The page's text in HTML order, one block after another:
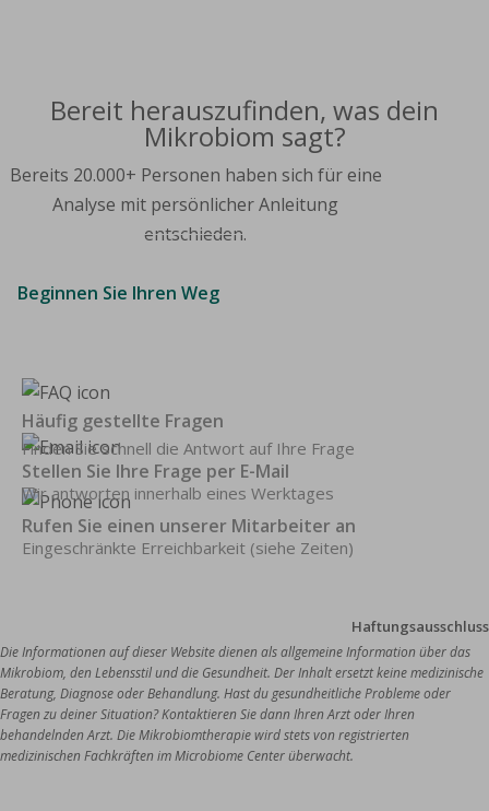
Bereit herauszufinden, was dein
Mikrobiom sagt?
Bereits 20.000+ Personen haben sich für eine
Analyse mit persönlicher Anleitung
entschieden.
Beginnen Sie Ihren Weg
Häufig gestellte Fragen
Finden Sie schnell die Antwort auf Ihre Frage
Stellen Sie Ihre Frage per E-Mail
Wir antworten innerhalb eines Werktages
Rufen Sie einen unserer Mitarbeiter an
Eingeschränkte Erreichbarkeit (siehe Zeiten)
Haftungsausschluss
Die Informationen auf dieser Website dienen als allgemeine Information über das
Mikrobiom, den Lebensstil und die Gesundheit. Der Inhalt ersetzt keine medizinische
Beratung, Diagnose oder Behandlung. Hast du gesundheitliche Probleme oder
Fragen zu deiner Situation? Kontaktieren Sie dann Ihren Arzt oder Ihren
behandelnden Arzt. Die Mikrobiomtherapie wird stets von registrierten
medizinischen Fachkräften im Microbiome Center überwacht.